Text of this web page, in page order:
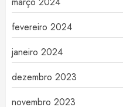
fevereiro 2024
janeiro 2024
dezembro 2023
novembro 2023